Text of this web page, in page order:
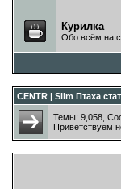
Курилка
Обо всём на
CENTR | Slim Птаха
Темы: 9,058,
Приветствуем